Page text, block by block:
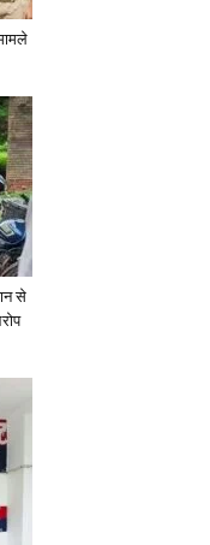
से